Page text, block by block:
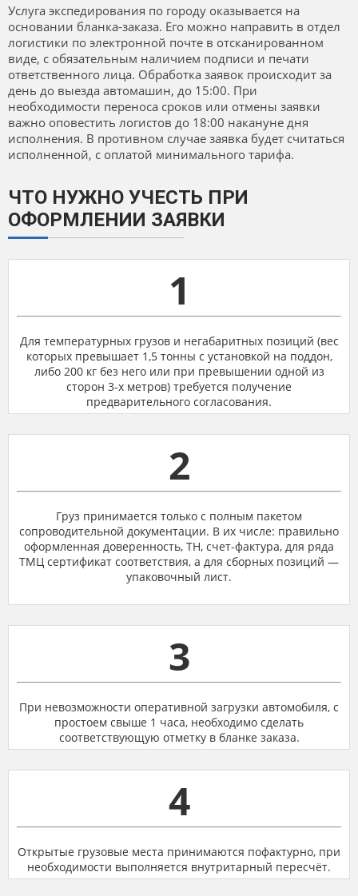
Услуга экспедирования по городу оказывается на
основании бланка-заказа. Его можно направить в отдел
логистики по электронной почте в отсканированном
виде, с обязательным наличием подписи и печати
ответственного лица. Обработка заявок происходит за
день до выезда автомашин, до 15:00. При
необходимости переноса сроков или отмены заявки
важно оповестить логистов до 18:00 накануне дня
исполнения. В противном случае заявка будет считаться
исполненной, с оплатой минимального тарифа.
ЧТО НУЖНО УЧЕСТЬ ПРИ
ОФОРМЛЕНИИ ЗАЯВКИ
1
Для температурных грузов и негабаритных позиций (вес
которых превышает 1,5 тонны с установкой на поддон,
либо 200 кг без него или при превышении одной из
сторон 3-х метров) требуется получение
предварительного согласования.
2
Груз принимается только с полным пакетом
сопроводительной документации. В их числе: правильно
оформленная доверенность, ТН, счет-фактура, для ряда
ТМЦ сертификат соответствия, а для сборных позиций —
упаковочный лист.
3
При невозможности оперативной загрузки автомобиля, с
простоем свыше 1 часа, необходимо сделать
соответствующую отметку в бланке заказа.
4
Открытые грузовые места принимаются пофактурно, при
необходимости выполняется внутритарный пересчёт.